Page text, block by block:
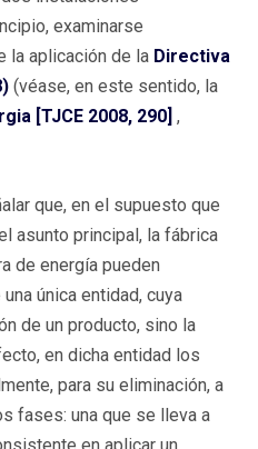
examinarse
la aplicación de la Directiva
(véase, en este sentido, la
[TJCE 2008, 290] ,
que, en el supuesto que
asunto principal, la fábrica
de energía pueden
única entidad, cuya
de un producto, sino la
en dicha entidad los
para su eliminación, a
fases: una que se lleva a